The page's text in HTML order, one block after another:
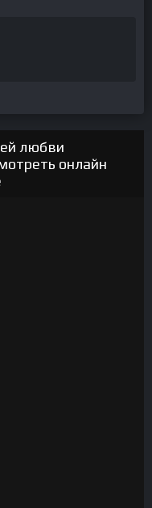
любви
онлайн